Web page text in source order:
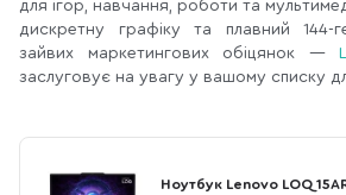
для ігор, навчання, роботи та
дискретну графіку та плавний 144-
зайвих маркетингових обіцянок —
заслуговує на увагу у вашому списку
Ноутбук Lenovo LOQ